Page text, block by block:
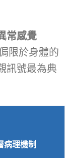
常感覺
限於身體的
訊號最為典
病理機制